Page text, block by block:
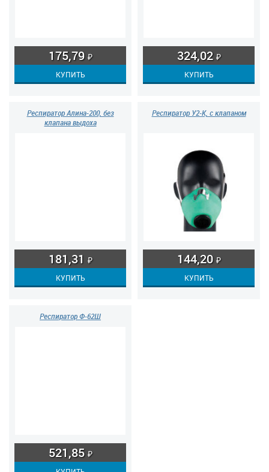
175,79 ₽ 324,02 ₽
Респиратор Алина-200, без
клапана выдоха
181,31 ₽
Респиратор У2-К, с клапаном
144,20 ₽
Респиратор Ф-62Ш
521,85 ₽